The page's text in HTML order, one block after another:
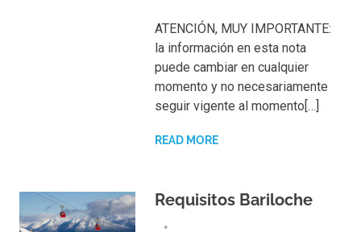
ATENCIÓN, MUY IMPORTANTE:
la información en esta nota
puede cambiar en cualquier
momento y no necesariamente
seguir vigente al momento[…]
READ MORE
Requisitos Bariloche